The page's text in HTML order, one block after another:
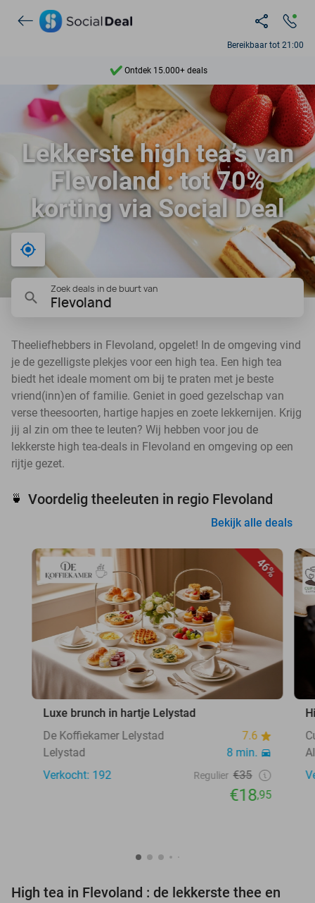
Bereikbaar tot 21:00
7 dagen per week beschikbaar
10+ miljoen leden
9,4
Ontdek 15.000+ deals
Lekkerste high tea’s van
Flevoland : tot 70%
korting via Social Deal
Zoek deals in de buurt van
Flevoland
Theeliefhebbers in Flevoland, opgelet! In de omgeving vind
je de gezelligste plekjes voor een high tea. Een high tea
biedt het ideale moment om bij te praten met je beste
vriend(inn)en of familie. Geniet in goed gezelschap van
verse theesoorten, hartige hapjes en zoete lekkernijen. Krijg
jij al zin om thee te leuten? Wij hebben voor jou de
lekkerste high tea-deals in Flevoland en omgeving op een
rijtje gezet.
🍵 Voordelig theeleuten in regio Flevoland
Bekijk alle deals
46%
Luxe brunch in hartje Lelystad
De Koffiekamer Lelystad
7.6
Lelystad
8 min.
Verkocht: 192
Regulier €35
€18,95
High tea in Flevoland : de lekkerste thee en